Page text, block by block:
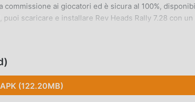
ai giocatori ed è sicura al 100%,
scaricare e installare Rev Heads Rally 7.28 con un
giochi racing, in Rev Heads Rally , devi solo seguire
gioco e goderti la gioia offerta dai classici giochi
(122.20MB)